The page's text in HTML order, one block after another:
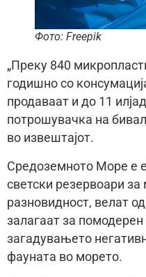
Фото: Freepik
„Преку 840
годишно со
продаваат и до 11
потрошувачка на
во извештајот.
Средоземното Море е
светски резервоари
разновидност, велат
залагаат за
загадувањето
фауната во морето.